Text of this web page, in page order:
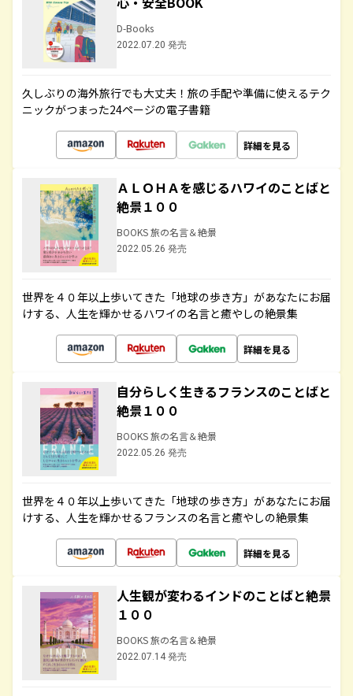
D-Books
2022.07.20 発売
久しぶりの海外旅行でも大丈夫！旅の手配や準備に使えるテク
ニックがつまった24ページの電子書籍
詳細を見る
ＡＬＯＨＡを感じるハワイのことばと
絶景１００
BOOKS 旅の名言＆絶景
2022.05.26 発売
世界を４０年以上歩いてきた「地球の歩き方」があなたにお届
けする、人生を輝かせるハワイの名言と癒やしの絶景集
詳細を見る
自分らしく生きるフランスのことばと
絶景１００
BOOKS 旅の名言＆絶景
2022.05.26 発売
世界を４０年以上歩いてきた「地球の歩き方」があなたにお届
けする、人生を輝かせるフランスの名言と癒やしの絶景集
詳細を見る
人生観が変わるインドのことばと絶景
１００
BOOKS 旅の名言＆絶景
2022.07.14 発売